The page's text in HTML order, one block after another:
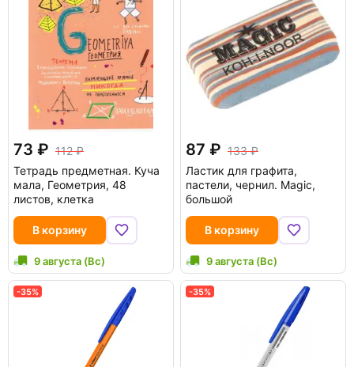
73
112
Тетрадь предметная. Куча
мала, Геометрия, 48
листов, клетка
В корзину
9 августа (Вс)
87
133
Ластик для графита,
пастели, чернил. Magic,
большой
В корзину
9 августа (Вс)
-35% -35%